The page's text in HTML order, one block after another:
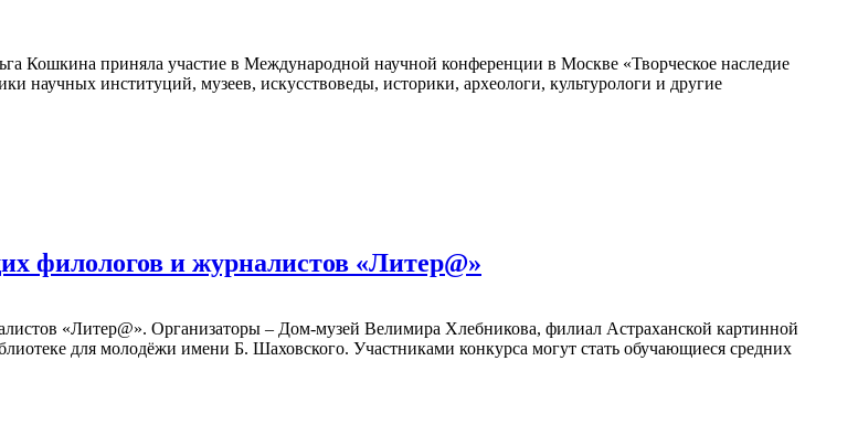
Кошкина приняла участие в Международной научной конференции в Москве «Творческое наследие
научных институций, музеев, искусствоведы, историки, археологи, культурологи и другие
филологов и журналистов «Литер@»
«Литер@». Организаторы – Дом-музей Велимира Хлебникова, филиал Астраханской картинной
для молодёжи имени Б. Шаховского. Участниками конкурса могут стать обучающиеся средних